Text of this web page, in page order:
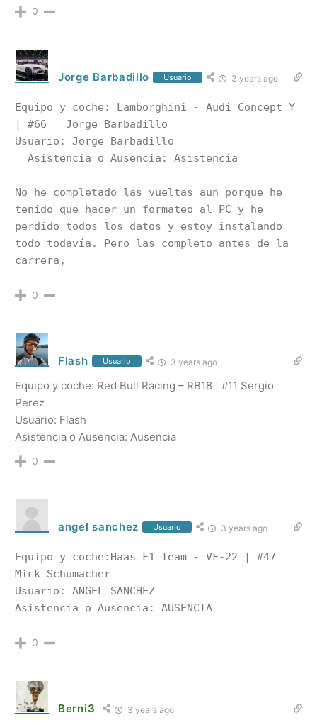
0
Jorge Barbadillo Usuario 3 years ago
Equipo y coche: Lamborghini - Audi Concept Y
| #66	Jorge Barbadillo
Usuario: Jorge Barbadillo
No he completado las vueltas aun porque he
tenido que hacer un formateo al PC y he
perdido todos los datos y estoy instalando
todo todavía. Pero las completo antes de la
0
Flash Usuario 3 years ago
Equipo y coche: Red Bull Racing – RB18 | #11 Sergio
Perez
Usuario: Flash
Asistencia o Ausencia: Ausencia
0
angel sanchez Usuario 3 years ago
Equipo y coche:Haas F1 Team - VF-22 | #47
Mick Schumacher
Usuario: ANGEL SANCHEZ
0
Berni3 3 years ago